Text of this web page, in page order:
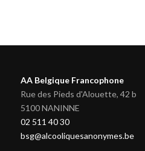
AA Belgique Francophone
Rue des Pieds d'Alouette, 42 b
5100 NANINNE
02 511 40 30
bsg@alcooliquesanonymes.be